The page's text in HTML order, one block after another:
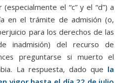
el “c” y el “d”) a
en el trámite de admisión (o,
para los derechos de las
inadmisión) del recurso de
preguntarse si muerto el
La respuesta, dado que la